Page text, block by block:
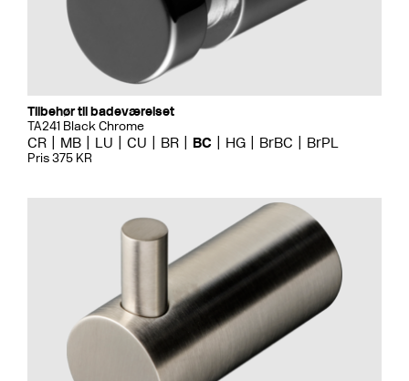
Tilbehør til badeværelset
TA241 Black Chrome
CR MB LU CU BR BC HG BrBC BrPL
Pris 375 KR